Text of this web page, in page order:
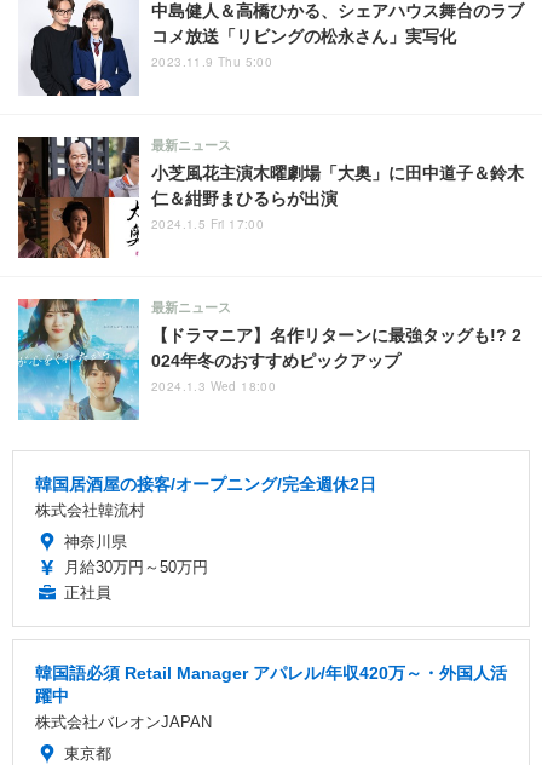
中島健人＆高橋ひかる、シェアハウス舞台のラブ
コメ放送「リビングの松永さん」実写化
2023.11.9 Thu 5:00
小芝風花主演木曜劇場「大奥」に田中道子＆鈴木
仁＆紺野まひるらが出演
最新ニュース
2024.1.5 Fri 17:00
【ドラマニア】名作リターンに最強タッグも!? 2
024年冬のおすすめピックアップ
最新ニュース
2024.1.3 Wed 18:00
韓国居酒屋の接客/オープニング/完全週休2日
株式会社韓流村
神奈川県
月給30万円～50万円
正社員
韓国語必須 Retail Manager アパレル/年収420万～・外国人活
躍中
株式会社バレオンJAPAN
東京都